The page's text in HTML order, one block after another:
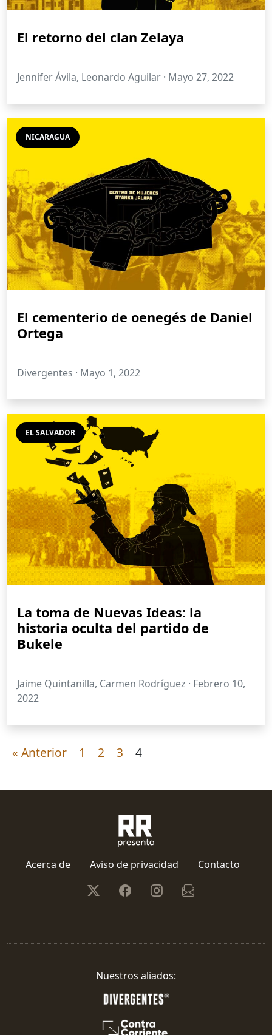
El retorno del clan Zelaya
Jennifer Ávila, Leonardo Aguilar · Mayo 27, 2022
NICARAGUA
El cementerio de oenegés de Daniel
Ortega
Divergentes · Mayo 1, 2022
EL SALVADOR
La toma de Nuevas Ideas: la
historia oculta del partido de
Bukele
Jaime Quintanilla, Carmen Rodríguez · Febrero 10,
2022
« Anterior 1 2 3 4
Acerca de Aviso de privacidad Contacto
Nuestros aliados: